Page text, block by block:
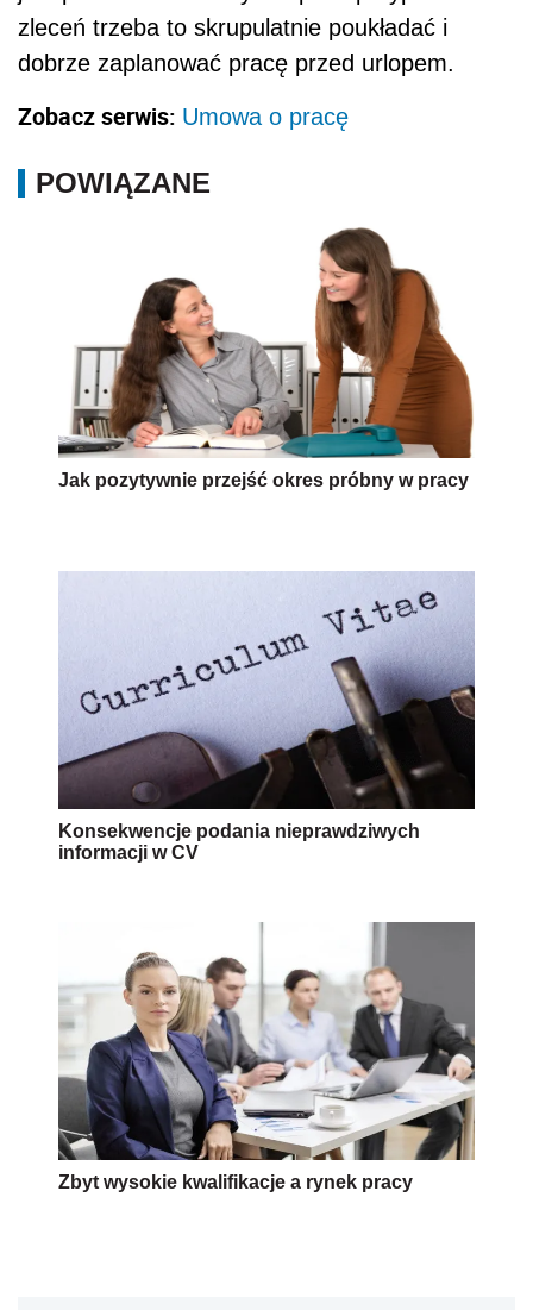
zleceń trzeba to skrupulatnie poukładać i
dobrze zaplanować pracę przed urlopem.
Zobacz serwis: Umowa o pracę
POWIĄZANE
Jak pozytywnie przejść okres próbny w pracy
Konsekwencje podania nieprawdziwych
informacji w CV
Zbyt wysokie kwalifikacje a rynek pracy